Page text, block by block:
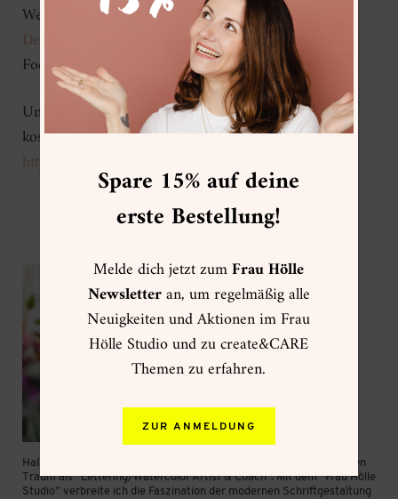
Weitere Goodies: Clairefontaine,De’Longhi
Deutschland
REAL PASSIONATES,
Food & Deko:
Weingut MAD
Unsere Partner stellen für die Workshop Teilnehmer
kostenfreie Produkte zur Verfügung. Mehr Infos:
https://www.frauhoelle.com/transparenz
Hallo, ich bin Frau Hölle aus München! Seit Mai 2016 lebe ich meinen
Traum als “Lettering/Watercolor Artist & Coach”. Mit dem “Frau Hölle
Studio” verbreite ich die Faszination der modernen Schriftgestaltung
Spare 15% auf deine
erste Bestellung!
Melde dich jetzt zumFrau Hölle
Newsletteran, um regelmäßig alle
Neuigkeiten und Aktionen im Frau
Hölle Studio und zu create&CARE
Themen zu erfahren.
ZUR ANMELDUNG